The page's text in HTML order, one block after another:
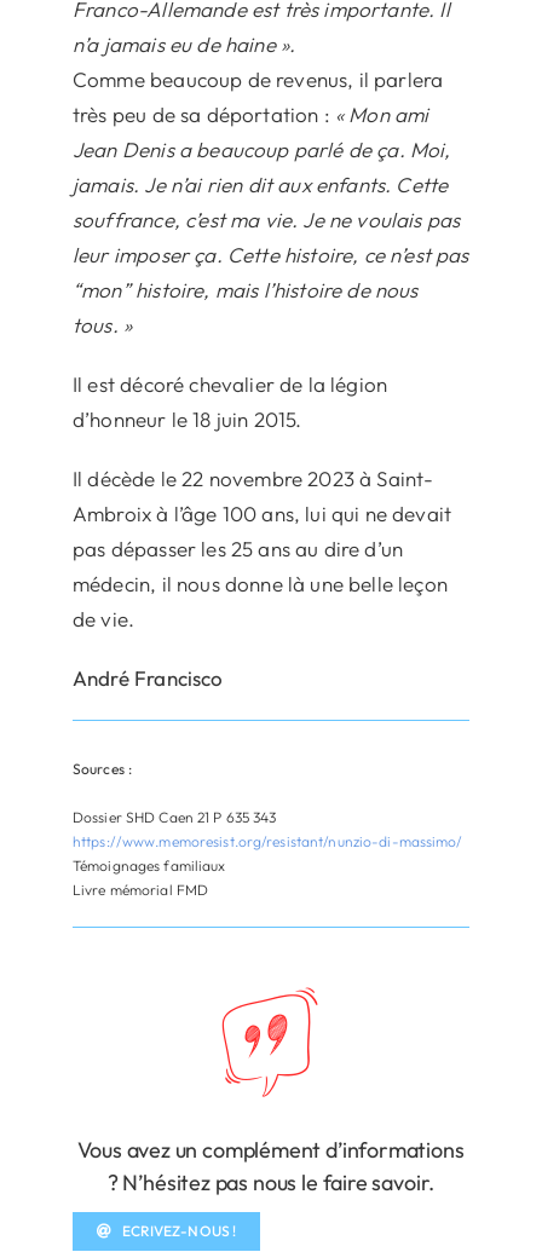
Franco-Allemande est très importante. Il
n’a jamais eu de haine ».
Comme beaucoup de revenus, il parlera
très peu de sa déportation : « Mon ami
Jean Denis a beaucoup parlé de ça. Moi,
jamais. Je n’ai rien dit aux enfants. Cette
souffrance, c’est ma vie. Je ne voulais pas
leur imposer ça. Cette histoire, ce n’est pas
“mon” histoire, mais l’histoire de nous
tous. »
Il est décoré chevalier de la légion
d’honneur le 18 juin 2015.
Il décède le 22 novembre 2023 à Saint-
Ambroix à l’âge 100 ans, lui qui ne devait
pas dépasser les 25 ans au dire d’un
médecin, il nous donne là une belle leçon
de vie.
André Francisco
Sources :
Dossier SHD Caen 21 P 635 343
https://www.memoresist.org/resistant/nunzio-di-massimo/
Témoignages familiaux
Livre mémorial FMD
Vous avez un complément d’informations
? N’hésitez pas nous le faire savoir.
ECRIVEZ-NOUS !